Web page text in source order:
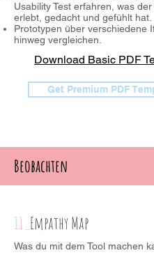
Usability Test erfahren, was
erlebt, gedacht und gefühlt hat.
Prototypen über verschiedene
hinweg vergleichen.
Download Basic PDF
Get Premium PDF
Beobachten
11_ Empathy Map
Was du mit dem Tool machen